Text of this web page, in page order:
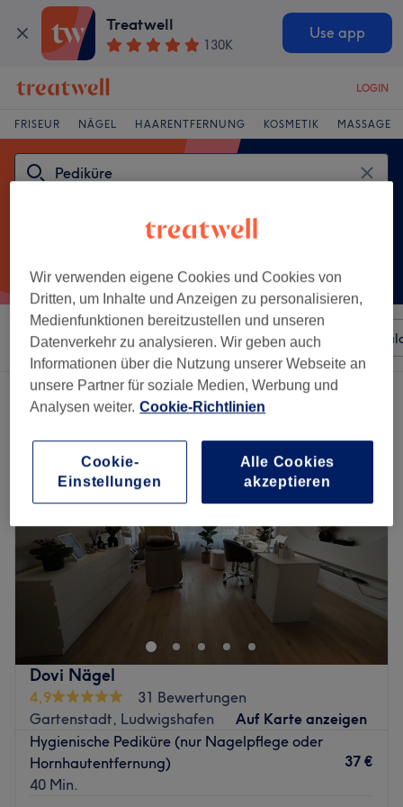
Treatwell
130K
Use app
LOGIN
FRISEUR NÄGEL HAARENTFERNUNG KOSMETIK MASSAGE
Sortieren nach Beliebiger Preis Besonderheiten
Ein Salon, der anbietet:pediküre in Gartenstadt, Ludwigshafen
Dovi Nägel
4,9
31 Bewertungen
Gartenstadt, Ludwigshafen
Auf Karte anzeigen
Hygienische Pediküre (nur Nagelpflege oder
Hornhautentfernung)
40 Min.
37 €
Wir verwenden eigene Cookies und Cookies von
Dritten, um Inhalte und Anzeigen zu personalisieren,
Medienfunktionen bereitzustellen und unseren
Datenverkehr zu analysieren. Wir geben auch
Informationen über die Nutzung unserer Webseite an
unsere Partner für soziale Medien, Werbung und
Analysen weiter. Cookie-Richtlinien
Cookie-
Einstellungen
Alle Cookies
akzeptieren